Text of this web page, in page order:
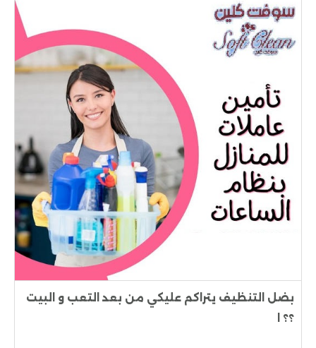
بضل التنظيف يتراكم عليكي من بعد التعب و البيت
؟؟ ا